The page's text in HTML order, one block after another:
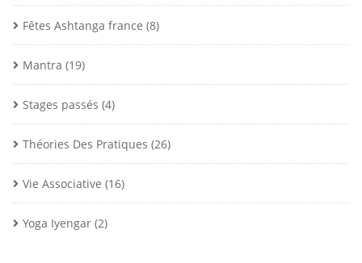
Fêtes Ashtanga france (8)
Mantra (19)
Stages passés (4)
Théories Des Pratiques (26)
Vie Associative (16)
Yoga Iyengar (2)